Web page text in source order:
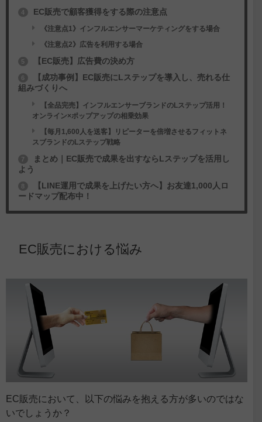
4 EC販売で顧客獲得をする際の注意点
《注意点1》インフルエンサーマーケティングをする場合
《注意点2》広告を利用する場合
5 【EC販売】広告費の決め方
6
【成功事例】EC販売にLステップを導入し、売れる仕
組みづくりへ
【全品完売】インフルエンサーブランドのLステップ活用！
オンライン×ポップアップの相乗効果
【毎月1,600人を送客】リピーターを倍増させるフィットネ
スブランドのLステップ戦略
7
まとめ｜EC販売で成果を出すならLステップを活用し
よう
8
【LINE運用で成果を上げたい方へ】お友達1,000人ロ
ードマップ配布中！
EC販売における悩み
EC販売において、以下の悩みを抱える方が多いのではな
いでしょうか？